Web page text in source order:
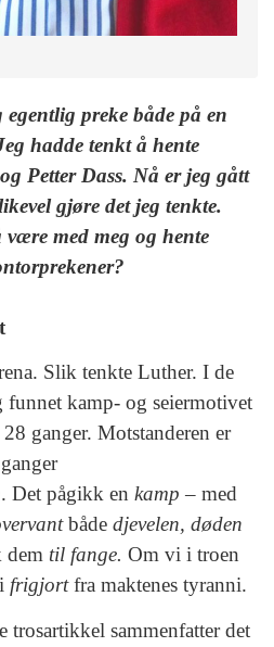
preke både på en
hadde tenkt å hente
Petter Dass. Nå er jeg gått
gjøre det jeg tenkte.
med meg og hente
Slik tenkte Luther. I de
funnet kamp- og seiermotivet
ganger. Motstanderen er
. Det pågikk en kamp – med
både djevelen, døden
dem til fange. Om vi i troen
frigjortfra maktenes tyranni.
sammenfatter det